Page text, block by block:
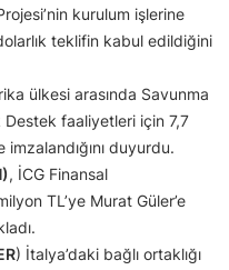
kurulum işlerine
teklifin kabul edildiğini
ülkesi arasında Savunma
faaliyetleri için 7,7
duyurdu.
, İCG Finansal
TL’ye Murat Güler’e
) İtalya’daki bağlı ortaklığı